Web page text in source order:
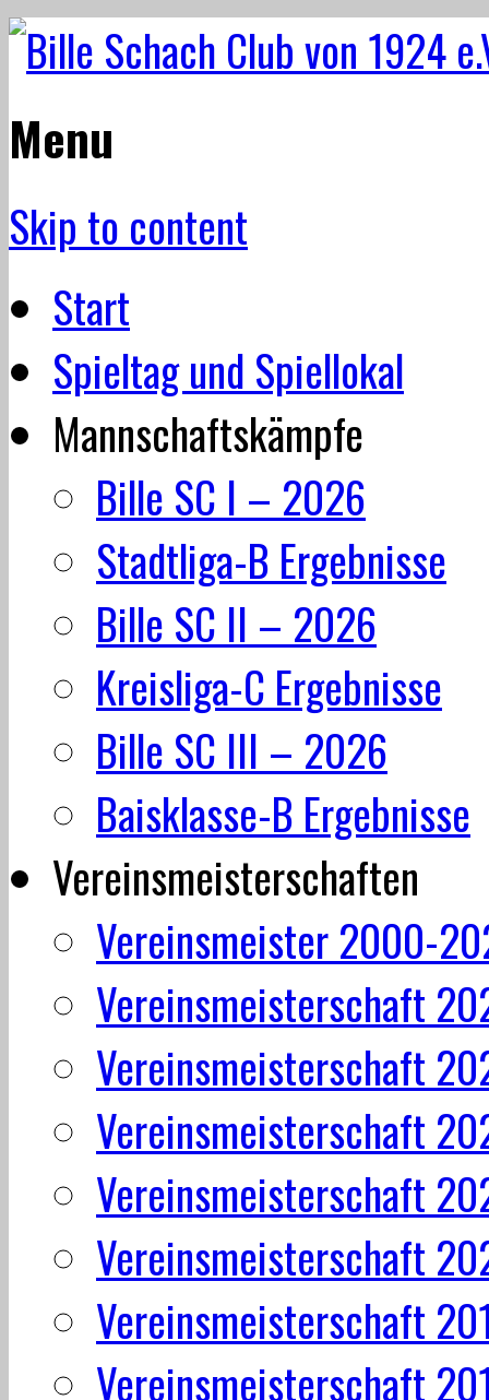
Menu
Skip to content
Start
Spieltag und Spiellokal
Mannschaftskämpfe
Bille SC I – 2026
Stadtliga-B Ergebnisse
Bille SC II – 2026
Kreisliga-C Ergebnisse
Bille SC III – 2026
Baisklasse-B Ergebnisse
Vereinsmeisterschaften
Vereinsmeister 2000-
Vereinsmeisterschaft
Vereinsmeisterschaft
Vereinsmeisterschaft
Vereinsmeisterschaft
Vereinsmeisterschaft
Vereinsmeisterschaft
Vereinsmeisterschaft